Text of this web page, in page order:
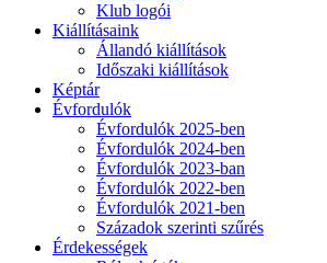
Klub logói
Kiállításaink
Állandó kiállítások
Időszaki kiállítások
Képtár
Évfordulók
Évfordulók 2025-ben
Évfordulók 2024-ben
Évfordulók 2023-ban
Évfordulók 2022-ben
Évfordulók 2021-ben
Századok szerinti szűrés
Érdekességek